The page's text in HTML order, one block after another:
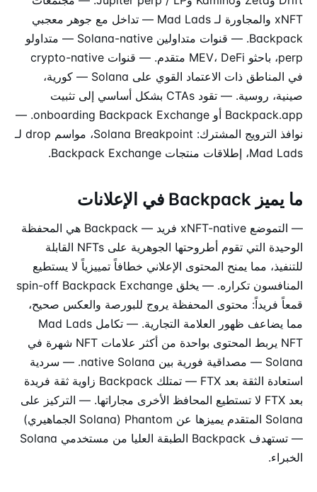
xNFT والمجاورة لـ Mad Lads — تداخل مع جوهر معجبي
Backpack. — قنوات متداولين Solana-native — متداولو
perp، باحثو MEV، DeFi متقدم. — قنوات crypto-native
في المناطق ذات الاعتماد القوي على Solana — كورية،
صينية، روسية. — تقود CTAs بشكل أساسي إلى تثبيت
Backpack.app أو onboarding Backpack Exchange. —
نوافذ الترويج المشترك: Solana Breakpoint، مواسم drop لـ
Mad Lads، إطلاقات منتجات Backpack Exchange.
ما يميز Backpack في الإعلانات
— التموضع xNFT-native فريد — Backpack هي المحفظة
الوحيدة التي تقوم أطروحتها الجوهرية على NFTs القابلة
للتنفيذ، مما يمنح المحتوى الإعلاني خطافاً تمييزياً لا يستطيع
المنافسون تكراره. — يخلق spin-off Backpack Exchange
قمعاً فريداً: محتوى المحفظة يروج للبورصة والعكس صحيح،
مما يضاعف ظهور العلامة التجارية. — تكامل Mad Lads
NFT يربط المحتوى بواحدة من أكثر علامات NFT شهرة في
Solana — مصداقية فورية بين native Solana. — سردية
استعادة الثقة بعد FTX — تمتلك Backpack زاوية ثقة فريدة
بعد FTX لا تستطيع المحافظ الأخرى مجاراتها. — التركيز على
Solana المتقدم يميزها عن Phantom (Solana الجماهيري)
— تستهدف Backpack الطبقة العليا من مستخدمي Solana
الخبراء.